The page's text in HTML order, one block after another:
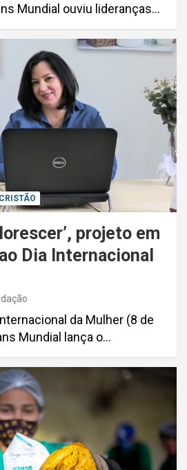
Mundial ouviu lideranças…
projeto em
Dia Internacional
da Mulher (8 de
Mundial lança o…